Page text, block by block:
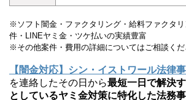
※ソフト闇金・ファクタリング・給料ファクタ
件・LINEヤミ金・ツケ払いの実績豊富
※その他案件・費用の詳細についてはご相談くだ
【闇金対応】シン・イストワール法律
を連絡したその日から最短一日で解決
としているヤミ金対策に特化した法務事